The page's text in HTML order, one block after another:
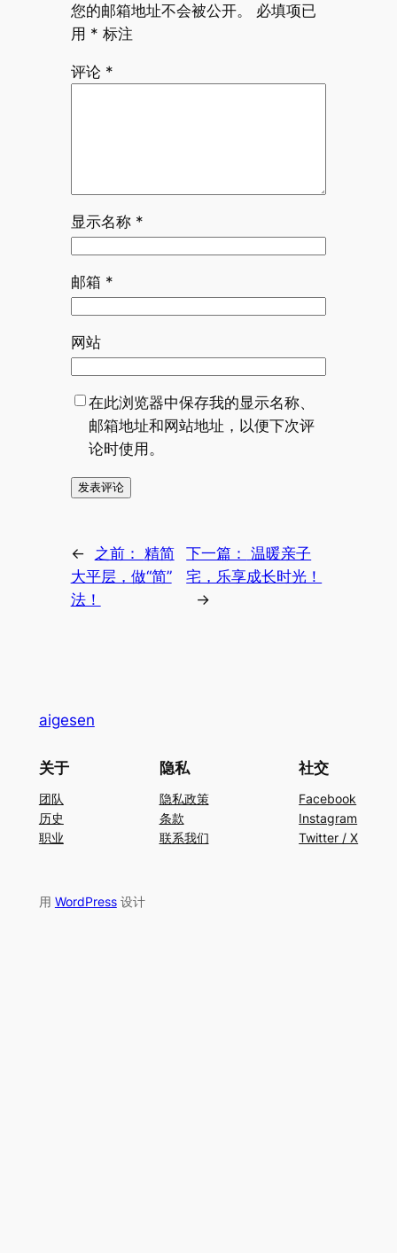
您的邮箱地址不会被公开。
必填项已
用 * 标注
评论 *
显示名称 *
邮箱 *
网站
在此浏览器中保存我的显示名称、
邮箱地址和网站地址，以便下次评
论时使用。
← 之前： 精简
大平层，做“简”
法！
下一篇：
温暖亲子
宅，乐享成长时光！
→
aigesen
关于
团队
历史
职业
隐私
隐私政策
条款
联系我们
社交
Facebook
Instagram
Twitter / X
用 WordPress设计